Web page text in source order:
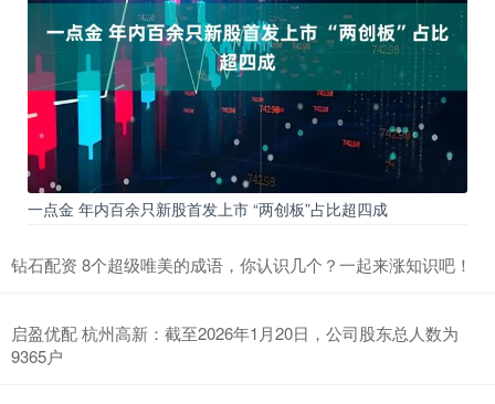
一点金 年内百余只新股首发上市 “两创板”占比超四成
钻石配资 8个超级唯美的成语，你认识几个？一起来涨知识吧！
启盈优配 杭州高新：截至2026年1月20日，公司股东总人数为
9365户